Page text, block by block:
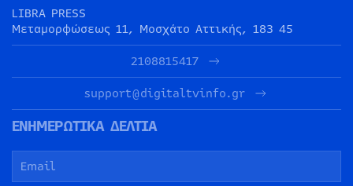
LIBRA PRESS
Μεταμορφώσεως 11, Μοσχάτο Αττικής, 183 45
2108815417
support@digitaltvinfo.gr
ΕΝΗΜΕΡΩΤΙΚΑ ΔΕΛΤΙΑ